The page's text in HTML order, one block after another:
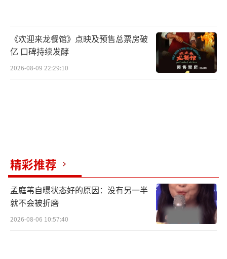
《欢迎来龙餐馆》点映及预售总票房破
亿 口碑持续发酵
2026-08-09 22:29:10
精彩推荐
孟庭苇自曝状态好的原因：没有另一半
就不会被折磨
2026-08-06 10:57:40